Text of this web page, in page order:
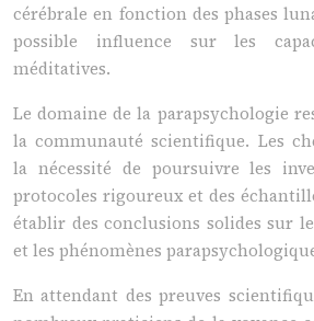
cérébrale en fonction des phases
possible influence sur les
méditatives.
Le domaine de la parapsychologie
la communauté scientifique. Les
la nécessité de poursuivre les
protocoles rigoureux et des
établir des conclusions solides sur
et les phénomènes
En attendant des preuves